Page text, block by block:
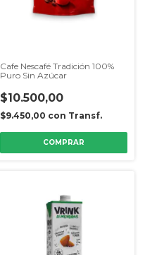
Cafe Nescafé Tradición 100%
Puro Sin Azúcar
$10.500,00
$9.450,00 con Transf.